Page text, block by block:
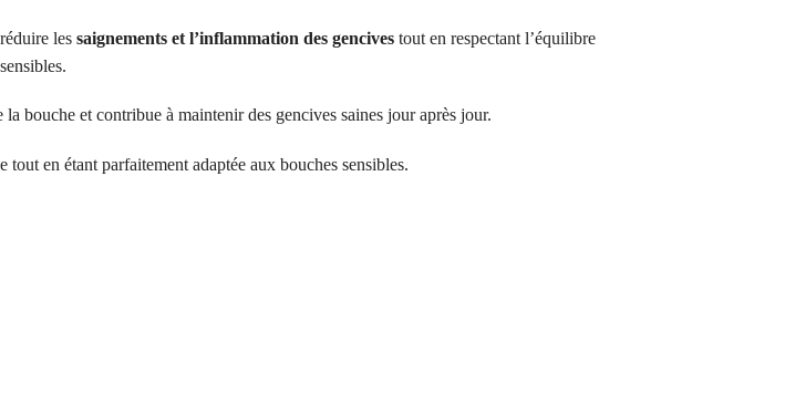
les saignements et l’inflammation des gencivestout en respectant l’équilibre
bouche et contribue à maintenir des gencives saines jour après jour.
tout en étant parfaitement adaptée aux bouches sensibles.